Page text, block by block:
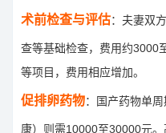
术前检查与评估：夫妻双
查等基础检查，费用约3000
等项目，费用相应增加。
促排卵药物：国产药物单
康）则需10000至30000元